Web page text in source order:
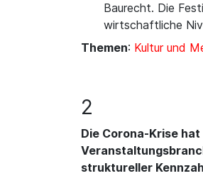
Baurecht. Die
wirtschaftliche
Themen: Kultur und
2
Die Corona-Krise
struktureller